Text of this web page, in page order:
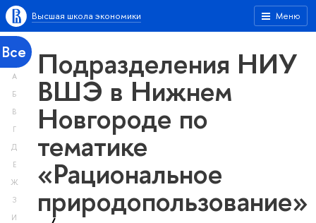
Меню
Высшая школа экономики
Все
А
Б
В
Г
Д
Е
Ж
З
И
Подразделения НИУ
ВШЭ в Нижнем
Новгороде по
тематике
«Рациональное
природопользование»